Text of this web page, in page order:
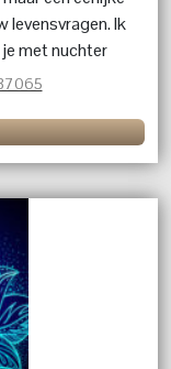
levensvragen. Ik
met nuchter